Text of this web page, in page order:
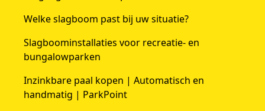
Welke slagboom past bij uw situatie?
Slagboominstallaties voor recreatie- en
bungalowparken
Inzinkbare paal kopen | Automatisch en
handmatig | ParkPoint